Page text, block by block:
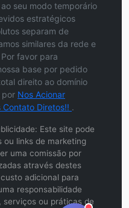
seu modo temporário
estratégicos
separam de
similares da rede e
favor para
base por pedido
direito ao domínio
por Nos Acionar
Diretos!! .
Este site pode
links de marketing
uma comissão por
através destes
adicional para
responsabilidade
serviços ou práticas de